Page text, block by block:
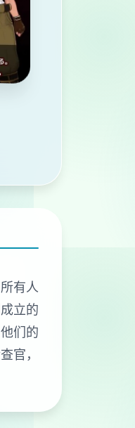
有人
立的
们的
官，